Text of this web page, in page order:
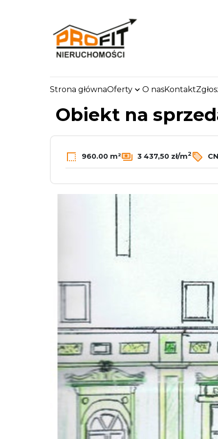
Strona głównaOferty O nasKontakt
strona.glowna Oferty Obiekty Sprzedaż
Obiekt na
960.00 m² 3 437,50 zł/m2